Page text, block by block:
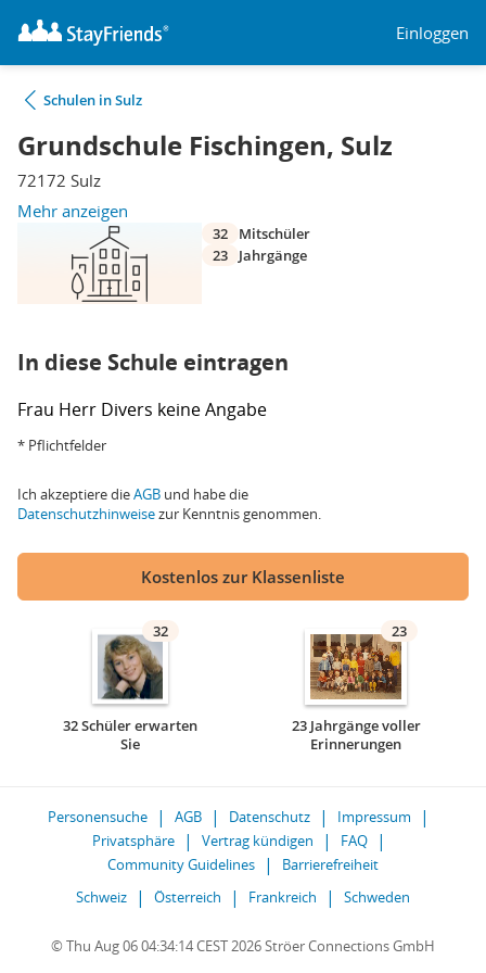
Einloggen
Schulen in Sulz
Grundschule Fischingen, Sulz
72172 Sulz
Mehr anzeigen
32
Mitschüler
23
Jahrgänge
In diese Schule eintragen
Frau Herr Divers keine Angabe
* Pflichtfelder
Ich akzeptiere dieAGB und habe die
Datenschutzhinweisezur Kenntnis genommen.
Kostenlos zur Klassenliste
32
32 Schüler erwarten
Sie
23
23 Jahrgänge voller
Erinnerungen
Personensuche AGB Datenschutz
Impressum
Privatsphäre
Vertrag kündigen
FAQ
Community Guidelines
Barrierefreiheit
Schweiz
Österreich Frankreich Schweden
© Thu Aug 06 04:34:14 CEST 2026 Ströer Connections GmbH